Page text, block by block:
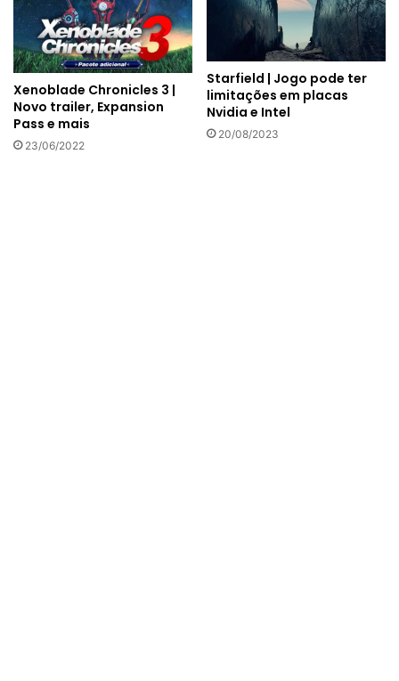
Xenoblade Chronicles 3 |
Novo trailer, Expansion
Pass e mais
23/06/2022
Starfield | Jogo pode ter
limitações em placas
Nvidia e Intel
20/08/2023